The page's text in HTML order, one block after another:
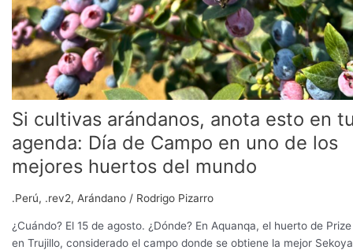
Si cultivas arándanos, anota esto en
agenda: Día de Campo en uno de los
mejores huertos del mundo
.Perú, .rev2, Arándano / Rodrigo Pizarro
¿Cuándo? El 15 de agosto. ¿Dónde? En Aquanqa, el huerto de Prize
en Trujillo, considerado el campo donde se obtiene la mejor Sekoya